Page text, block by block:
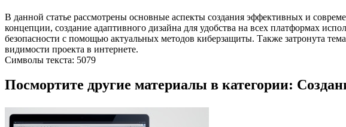
В данной статье рассмотрены основные аспекты создания эффективных и
концепции, создание адаптивного дизайна для удобства на всех платформах
безопасности с помощью актуальных методов киберзащиты. Также затронута
видимости проекта в интернете.
Символы текста: 5079
Посмортите другие материалы в категории: